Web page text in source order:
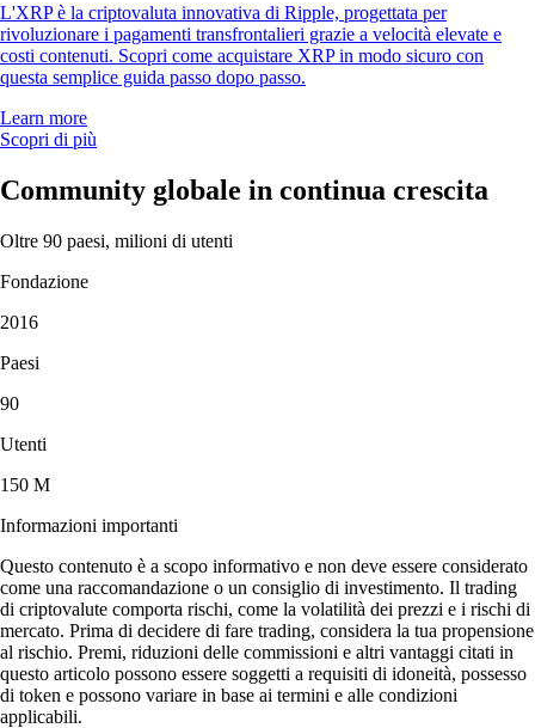
L'XRP è la criptovaluta innovativa di Ripple, progettata per
rivoluzionare i pagamenti transfrontalieri grazie a velocità elevate e
costi contenuti. Scopri come acquistare XRP in modo sicuro con
questa semplice guida passo dopo passo.
Learn more
Scopri di più
Community globale in continua crescita
Oltre 90 paesi, milioni di utenti
Fondazione
2016
Paesi
90
Utenti
150 M
Informazioni importanti
Questo contenuto è a scopo informativo e non deve essere considerato
come una raccomandazione o un consiglio di investimento. Il trading
di criptovalute comporta rischi, come la volatilità dei prezzi e i rischi di
mercato. Prima di decidere di fare trading, considera la tua propensione
al rischio. Premi, riduzioni delle commissioni e altri vantaggi citati in
questo articolo possono essere soggetti a requisiti di idoneità, possesso
di token e possono variare in base ai termini e alle condizioni
applicabili.